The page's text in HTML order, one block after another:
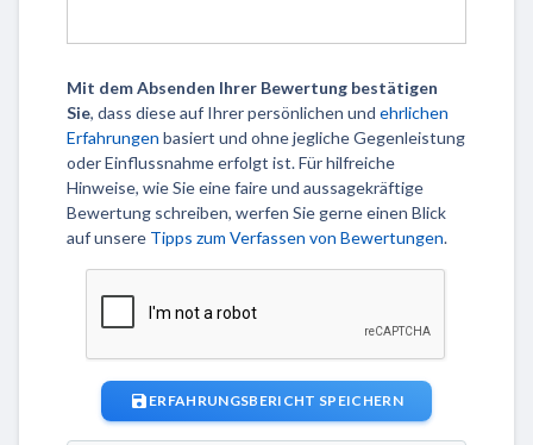
Mit dem Absenden Ihrer Bewertung bestätigen
Sie, dass diese auf Ihrer persönlichen und ehrlichen
Erfahrungen basiert und ohne jegliche Gegenleistung
oder Einflussnahme erfolgt ist. Für hilfreiche
Hinweise, wie Sie eine faire und aussagekräftige
Bewertung schreiben, werfen Sie gerne einen Blick
auf unsere Tipps zum Verfassen von Bewertungen.
ERFAHRUNGSBERICHT SPEICHERN